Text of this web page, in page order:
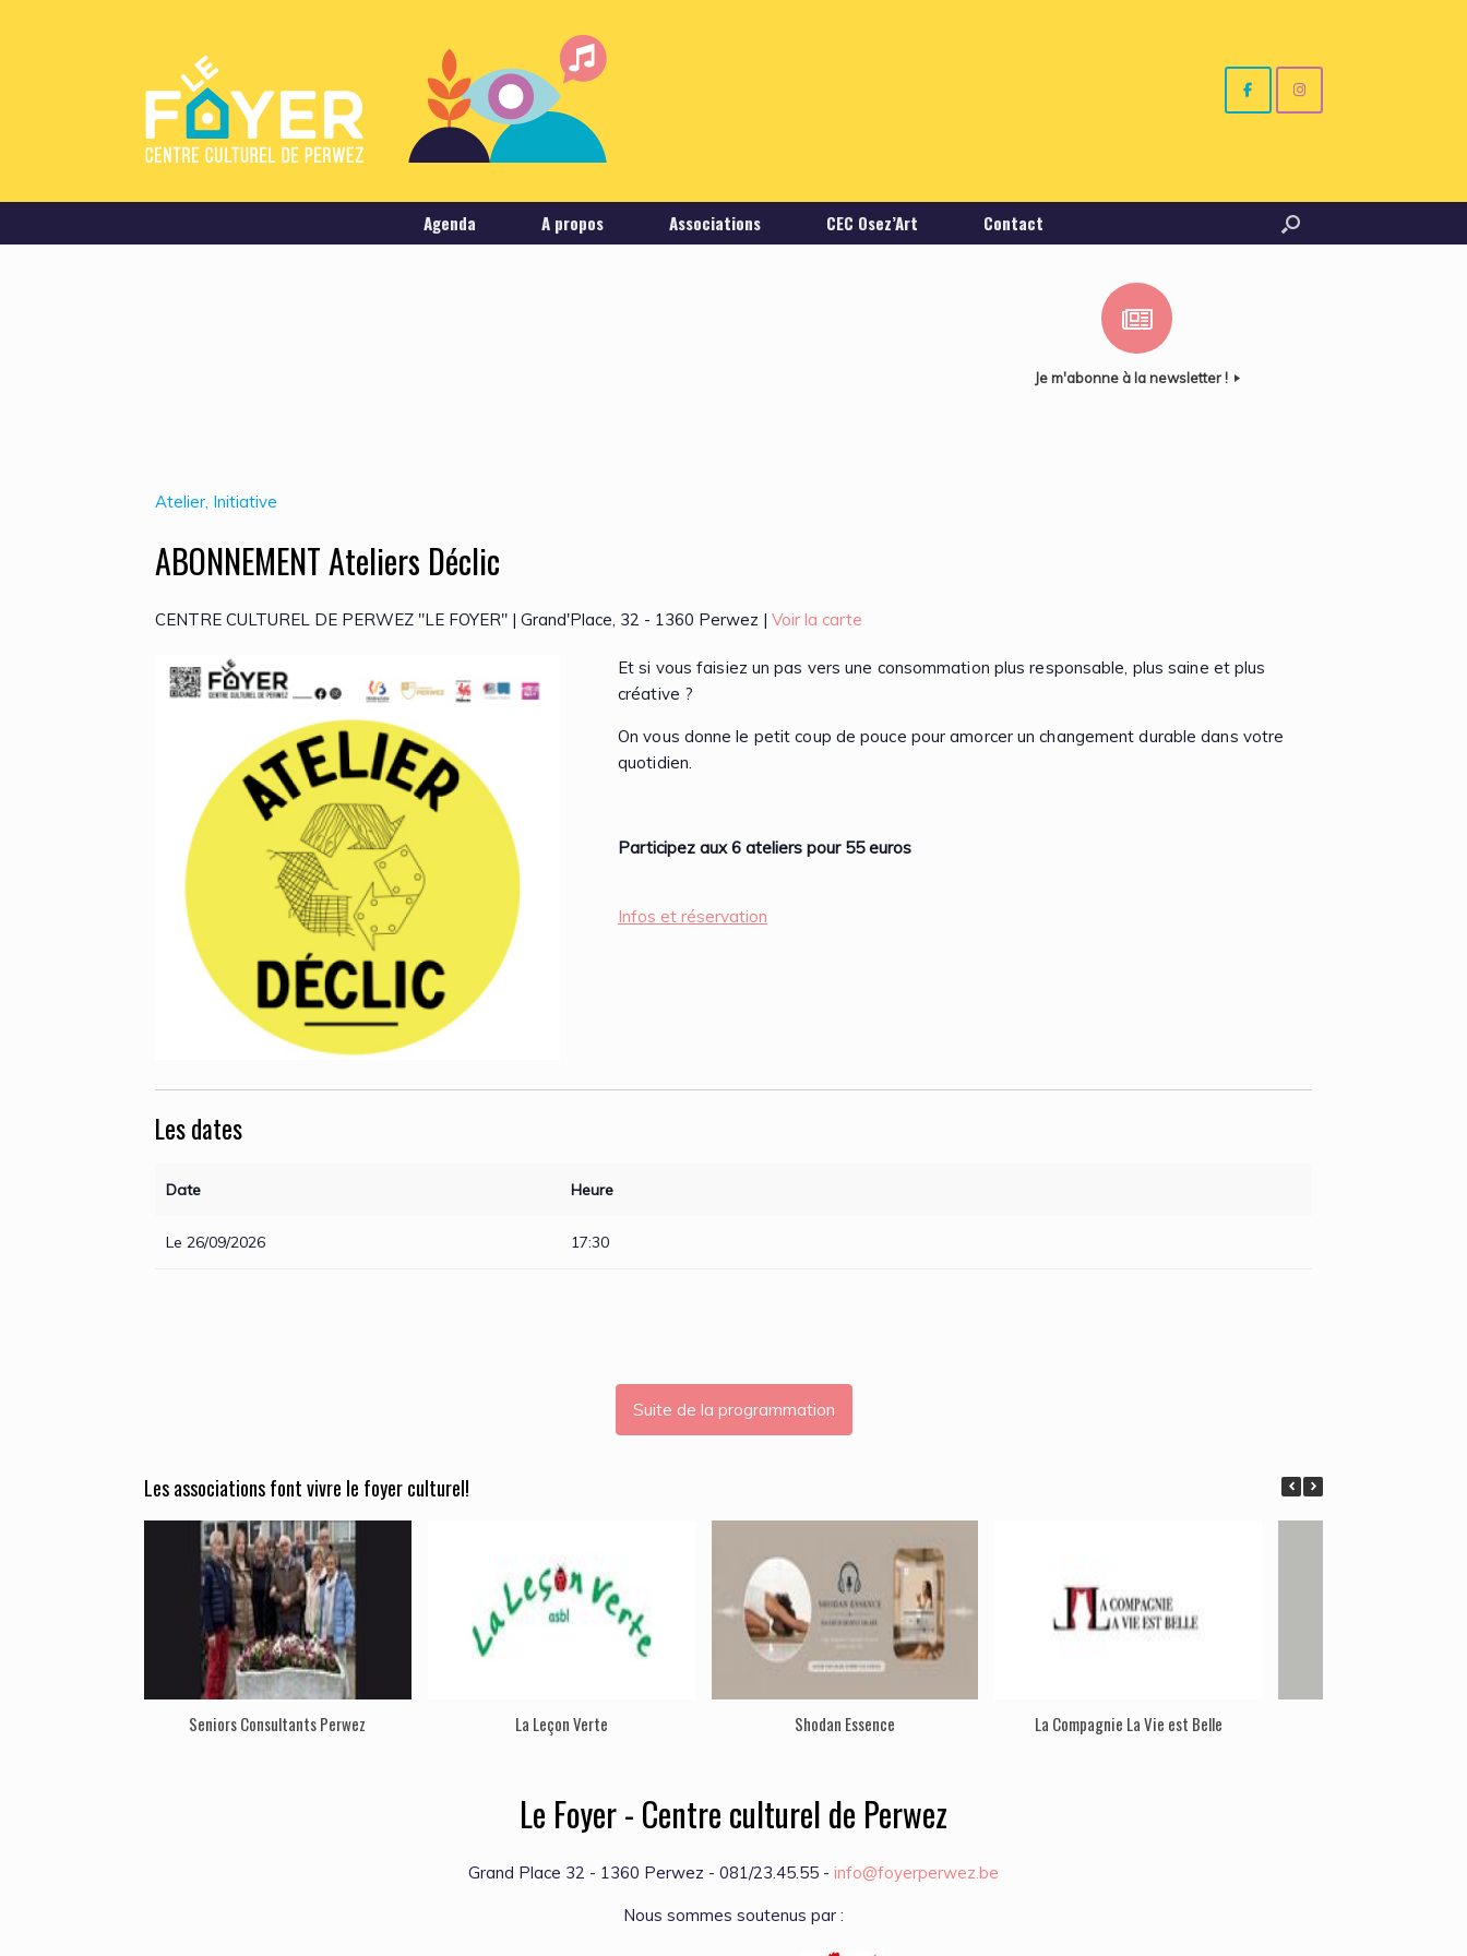
Agenda A propos Associations CEC Osez’Art Contact
Je m'abonne à la newsletter !
Atelier, Initiative
ABONNEMENT Ateliers Déclic
CENTRE CULTUREL DE PERWEZ "LE FOYER" | Grand'Place, 32 - 1360 Perwez | Voir la carte
Et si vous faisiez un pas vers une consommation plus responsable, plus saine et plus
créative ?
On vous donne le petit coup de pouce pour amorcer un changement durable dans votre
quotidien.
Participez aux 6 ateliers pour 55 euros
Infos et réservation
Les dates
Date Heure
Le 26/09/2026 17:30
Suite de la programmation
Les associations font vivre le foyer culturel!
Seniors Consultants Perwez La Leçon Verte Shodan Essence La Compagnie La Vie est Belle
Le Foyer - Centre culturel de Perwez
Grand Place 32 - 1360 Perwez - 081/23.45.55 - info@foyerperwez.be
Nous sommes soutenus par :